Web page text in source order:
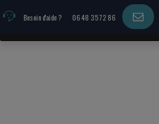
Besoin d'aide ? 06 48 35 72 86